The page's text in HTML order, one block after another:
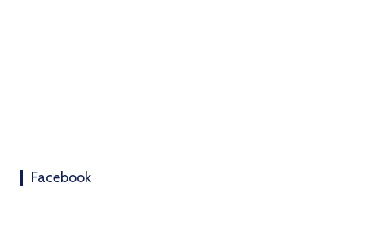
Facebook